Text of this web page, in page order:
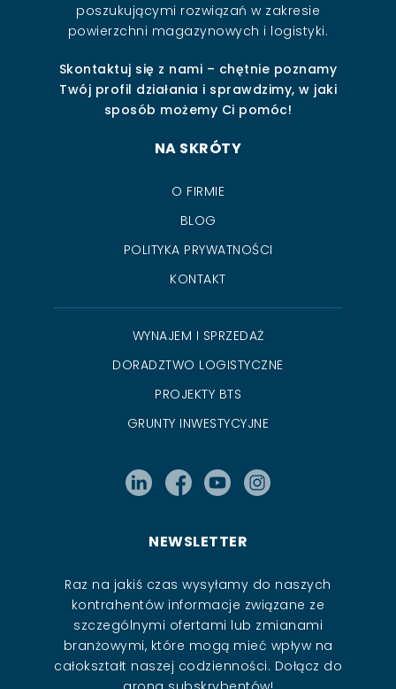
poszukującymi rozwiązań w zakresie
powierzchni magazynowych i logistyki.
Skontaktuj się z nami – chętnie poznamy
Twój profil działania i sprawdzimy, w jaki
sposób możemy Ci pomóc!
NA SKRÓTY
O FIRMIE
BLOG
POLITYKA PRYWATNOŚCI
KONTAKT
WYNAJEM I SPRZEDAŻ
DORADZTWO LOGISTYCZNE
PROJEKTY BTS
GRUNTY INWESTYCYJNE
NEWSLETTER
Raz na jakiś czas wysyłamy do naszych
kontrahentów informacje związane ze
szczególnymi ofertami lub zmianami
branżowymi, które mogą mieć wpływ na
całokształt naszej codzienności. Dołącz do